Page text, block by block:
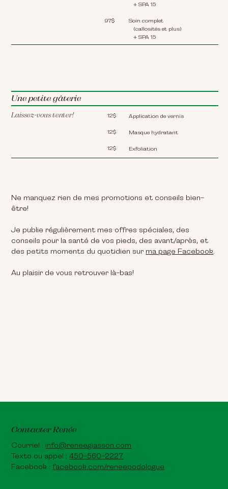
97$
+ SPA 15
Soin complet
(callosités et plus)
+ SPA 15
Une petite gâterie
Laissez-vous tenter! 12$
12$
12$
Application de vernis
Masque hydratant
Exfoliation
Ne manquez rien de mes promotions et conseils bien-
être!
Je publie régulièrement mes offres spéciales, des
conseils pour la santé de vos pieds, des avant/après, et
des petits moments du quotidien sur ma page Facebook.
Au plaisir de vous retrouver là-bas!
Contacter Renée
Courriel : info@reneegiasson.com
Texto ou appel :450-560-2227
Facebook :facebook.com/reneepodologue